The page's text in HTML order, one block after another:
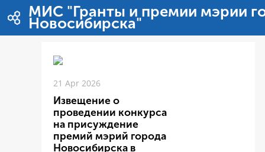
Zum Inhalt wechseln
МИС "Гранты и премии мэрии
Новосибирска"
21 Apr 2026
Извещение о
проведении конкурса
на присуждение
премий мэрий города
Новосибирска в